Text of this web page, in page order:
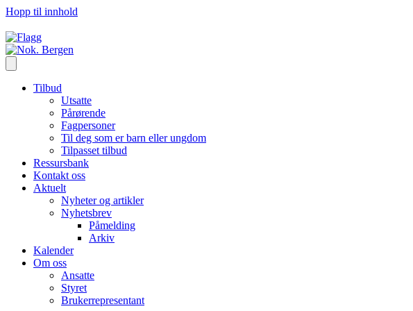
Hopp til innhold
Tilbud
Utsatte
Pårørende
Fagpersoner
Til deg som er barn eller ungdom
Tilpasset tilbud
Ressursbank
Kontakt oss
Aktuelt
Nyheter og artikler
Nyhetsbrev
Påmelding
Arkiv
Kalender
Om oss
Ansatte
Styret
Brukerrepresentant